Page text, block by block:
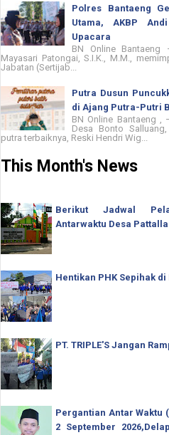
Polres Bantaeng
Utama, AKBP
Upacara
BN Online Bantaeng
Mayasari Patongai, S.I.K., M.M.,
Jabatan (Sertijab...
Putra Dusun
di Ajang Putra-Putri
BN Online Bantaeng ,
Desa Bonto
putra terbaiknya, Reski Hendri Wig...
This Month's News
Berikut Jadwal
Antarwaktu Desa
Hentikan PHK Sepihak
PT. TRIPLE'S Jangan
Pergantian Antar Waktu
2 September